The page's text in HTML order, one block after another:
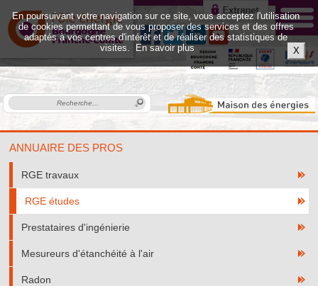
ANNUAIRE DES PROS
RGE travaux
RGE études
Prestataires d'ingénierie
Mesureurs d'étanchéité à l'air
Radon
En poursuivant votre navigation sur ce site, vous acceptez l'utilisation
de cookies permettant de vous proposer des services et des offres
adaptés à vos centres d'intérêt et de réaliser des statistiques de
visites.
En savoir plus X